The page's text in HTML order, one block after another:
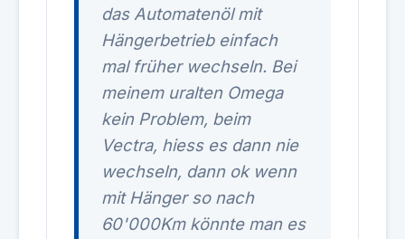
das Automatenöl mit
Hängerbetrieb einfach
mal früher wechseln. Bei
meinem uralten Omega
kein Problem, beim
Vectra, hiess es dann nie
wechseln, dann ok wenn
mit Hänger so nach
60'000Km könnte man es